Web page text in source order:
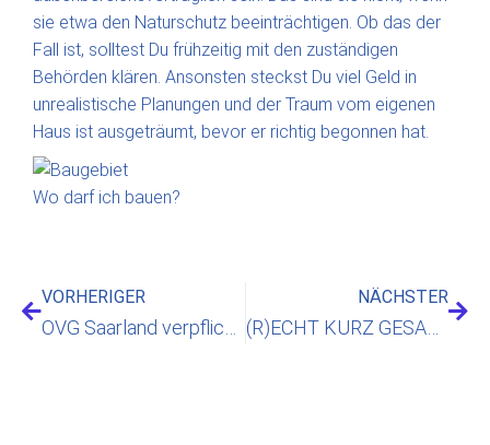
sie etwa den Naturschutz beeinträchtigen. Ob das der
Fall ist, solltest Du frühzeitig mit den zuständigen
Behörden klären. Ansonsten steckst Du viel Geld in
unrealistische Planungen und der Traum vom eigenen
Haus ist ausgeträumt, bevor er richtig begonnen hat.
Wo darf ich bauen?
VORHERIGER NÄCHSTER
(R)ECHT KURZ GESAGT –Tattoos – Sichtbaren Ärger vermeiden